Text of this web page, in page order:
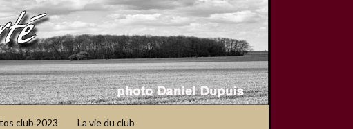
club 2023
La vie du club